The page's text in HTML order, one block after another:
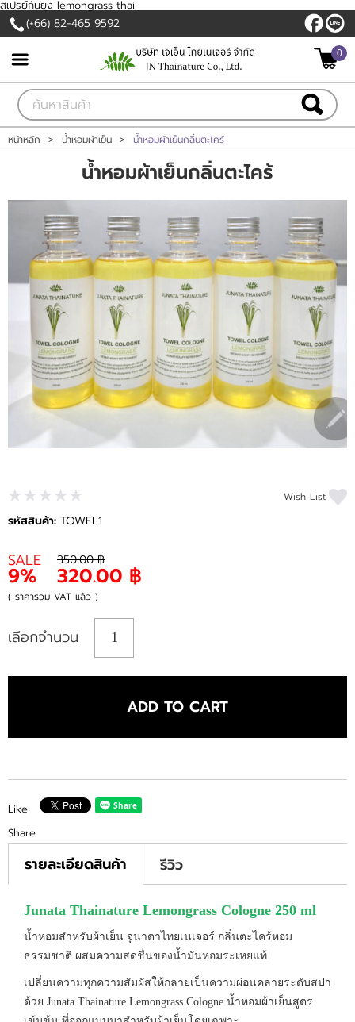
สเปรย์กันยุง lemongrass thai
สมัครสมาชิก
สินค้าที่สนใจ( 0 )
สินค้าและบริการ
วิสัยทัศน์
แจ้งชำระเงิน
ขั้นตอนการผลิตทำแบรนด์
บทความ
GREEN PRODUCT CONCEPT
ติดต่อเรา
(+66) 82-465 9592
0
หน้าหลัก > น้ำหอมผ้าเย็น > น้ำหอมผ้าเย็นกลิ่นตะไคร้
น้ำหอมผ้าเย็นกลิ่นตะไคร้
Wish List
รหัสสินค้า: TOWEL1
SALE
9%
350.00 ฿
320.00 ฿
( ราคารวม VAT แล้ว )
เลือกจำนวน
ADD TO CART
Like
Share
รายละเอียดสินค้า รีวิว
Junata Thainature Lemongrass Cologne 250 ml
น้ำหอมสำหรับผ้าเย็น จูนาตาไทยเนเจอร์ กลิ่นตะไคร้หอม
ธรรมชาติ ผสมความสดชื่นของน้ำมันหอมระเหยแท้
เปลี่ยนความทุกความสัมผัสให้กลายเป็นความผ่อนคลายระดับสปา
ด้วย Junata Thainature Lemongrass Cologne น้ำหอมผ้าเย็นสูตร